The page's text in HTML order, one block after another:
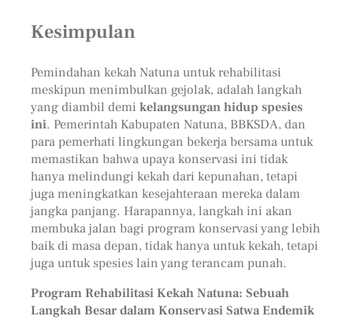
Kesimpulan
Pemindahan kekah Natuna untuk rehabilitasi
meskipun menimbulkan gejolak, adalah langkah
yang diambil demi kelangsungan hidup spesies
ini. Pemerintah Kabupaten Natuna, BBKSDA, dan
para pemerhati lingkungan bekerja bersama untuk
memastikan bahwa upaya konservasi ini tidak
hanya melindungi kekah dari kepunahan, tetapi
juga meningkatkan kesejahteraan mereka dalam
jangka panjang. Harapannya, langkah ini akan
membuka jalan bagi program konservasi yang lebih
baik di masa depan, tidak hanya untuk kekah, tetapi
juga untuk spesies lain yang terancam punah.
Program Rehabilitasi Kekah Natuna: Sebuah
Langkah Besar dalam Konservasi Satwa Endemik